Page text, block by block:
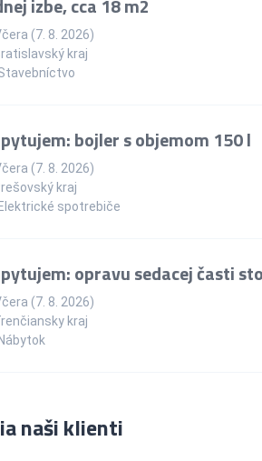
izbe, cca 18 m2
(7. 8. 2026)
kraj
bojler s objemom 150 l
(7. 8. 2026)
kraj
Elektrické spotrebiče
opravu sedacej časti
(7. 8. 2026)
kraj
Nábytok
naši klienti